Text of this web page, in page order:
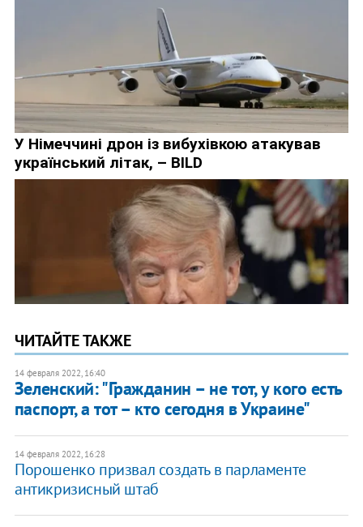
ЧИТАЙТЕ ТАКЖЕ
14 февраля 2022, 16:40
Зеленский: "Гражданин – не тот, у кого есть
паспорт, а тот – кто сегодня в Украине"
14 февраля 2022, 16:28
Порошенко призвал создать в парламенте
антикризисный штаб